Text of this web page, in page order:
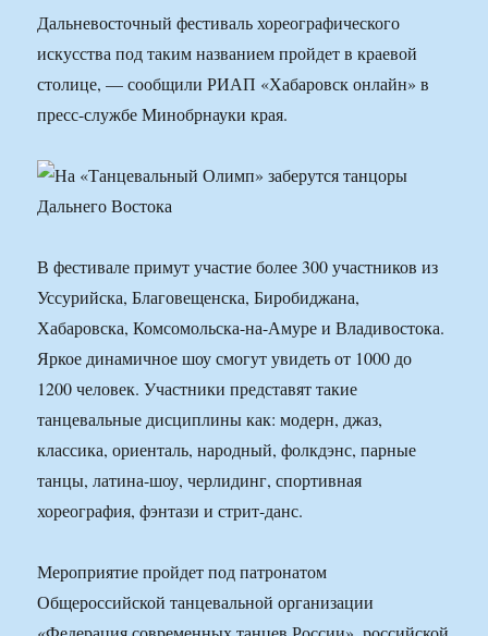
Дальневосточный фестиваль хореографического
искусства под таким названием пройдет в краевой
столице, — сообщили РИАП «Хабаровск онлайн» в
пресс-службе Минобрнауки края.
В фестивале примут участие более 300 участников из
Уссурийска, Благовещенска, Биробиджана,
Хабаровска, Комсомольска-на-Амуре и Владивостока.
Яркое динамичное шоу смогут увидеть от 1000 до
1200 человек. Участники представят такие
танцевальные дисциплины как: модерн, джаз,
классика, ориенталь, народный, фолкдэнс, парные
танцы, латина-шоу, черлидинг, спортивная
хореография, фэнтази и стрит-данс.
Мероприятие пройдет под патронатом
Общероссийской танцевальной организации